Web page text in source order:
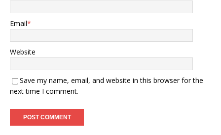
Email*
Website
Save my name, email, and website in this browser for the
next time I comment.